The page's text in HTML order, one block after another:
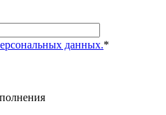
данных.*